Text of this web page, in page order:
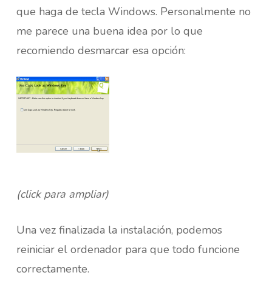
que haga de tecla Windows. Personalmente no
me parece una buena idea por lo que
recomiendo desmarcar esa opción:
(click para ampliar)
Una vez finalizada la instalación, podemos
reiniciar el ordenador para que todo funcione
correctamente.